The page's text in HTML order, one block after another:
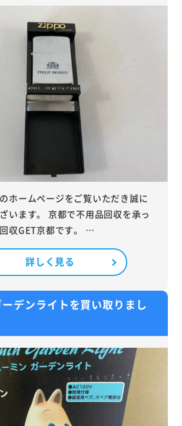
ホームページをご覧いただき誠に
います。 京都で不用品回収を承っ
収GET京都です。 …
詳しく見る
デンライトを買い取りまし